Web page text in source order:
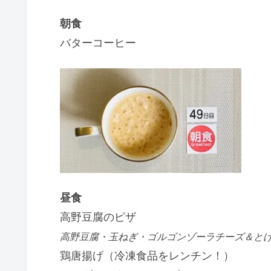
朝食
バターコーヒー
昼食
高野豆腐のピザ
高野豆腐・玉ねぎ・ゴルゴンゾーラチーズ＆と
鶏唐揚げ（冷凍食品をレンチン！）